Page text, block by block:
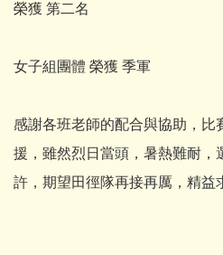
榮獲 第二名
女子組團體 榮獲 季軍
感謝各班老師的配合與協助，比
援，雖然烈日當頭，暑熱難耐，
許，期望田徑隊再接再厲，精益